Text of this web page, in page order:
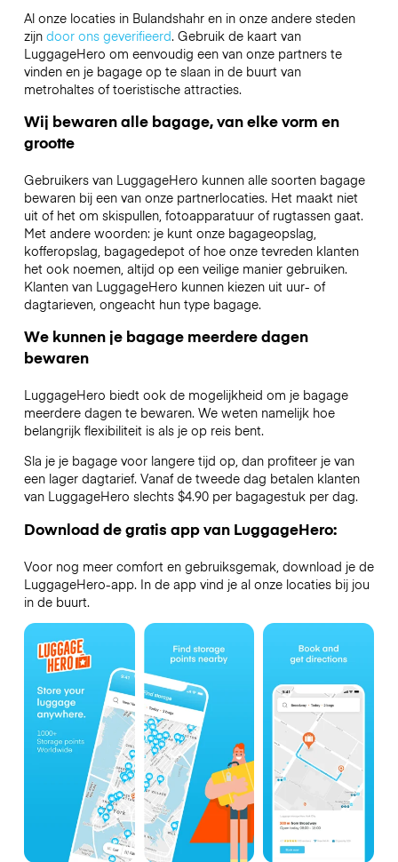
Al onze locaties in Bulandshahr en in onze andere steden
zijn door ons geverifieerd. Gebruik de kaart van
LuggageHero om eenvoudig een van onze partners te
vinden en je bagage op te slaan in de buurt van
metrohaltes of toeristische attracties.
Wij bewaren alle bagage, van elke vorm en
grootte
Gebruikers van LuggageHero kunnen alle soorten bagage
bewaren bij een van onze partnerlocaties. Het maakt niet
uit of het om skispullen, fotoapparatuur of rugtassen gaat.
Met andere woorden: je kunt onze bagageopslag,
kofferopslag, bagagedepot of hoe onze tevreden klanten
het ook noemen, altijd op een veilige manier gebruiken.
Klanten van LuggageHero kunnen kiezen uit uur- of
dagtarieven, ongeacht hun type bagage.
We kunnen je bagage meerdere dagen
bewaren
LuggageHero biedt ook de mogelijkheid om je bagage
meerdere dagen te bewaren. We weten namelijk hoe
belangrijk flexibiliteit is als je op reis bent.
Sla je je bagage voor langere tijd op, dan profiteer je van
een lager dagtarief. Vanaf de tweede dag betalen klanten
van LuggageHero slechts $4.90 per bagagestuk per dag.
Download de gratis app van LuggageHero:
Voor nog meer comfort en gebruiksgemak, download je de
LuggageHero-app. In de app vind je al onze locaties bij jou
in de buurt.